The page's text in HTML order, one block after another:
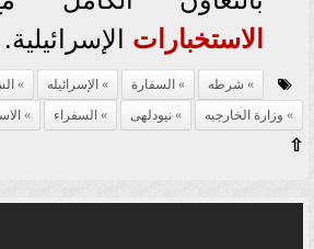
الاستخبارات الإسرائيلية.
شرطه السفارة الإسرائيله
وزارة الخارجيه
نيودلهى السفراء
⇧